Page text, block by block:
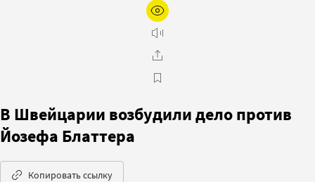
В Швейцарии возбудили дело против
Йозефа Блаттера
Копировать ссылку